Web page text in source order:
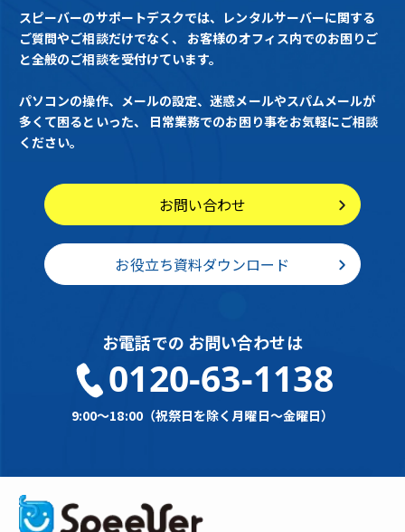
スピーバーのサポートデスクでは、レンタルサーバーに関する
ご質問やご相談だけでなく、 お客様のオフィス内でのお困りご
と全般のご相談を受付けています。
パソコンの操作、メールの設定、迷惑メールやスパムメールが
多くて困るといった、
日常業務でのお困り事をお気軽にご相談
ください。
お問い合わせ
お役立ち資料ダウンロード
お電話での お問い合わせは
0120-63-1138
9:00～18:00（祝祭日を除く月曜日～金曜日）